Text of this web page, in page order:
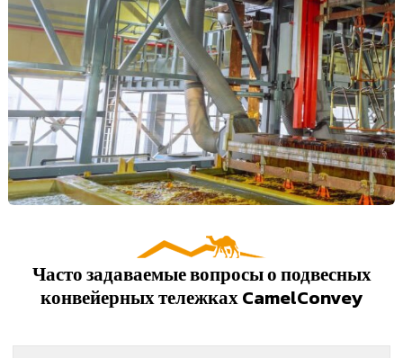
Часто задаваемые вопросы о подвесных
конвейерных тележках CamelConvey